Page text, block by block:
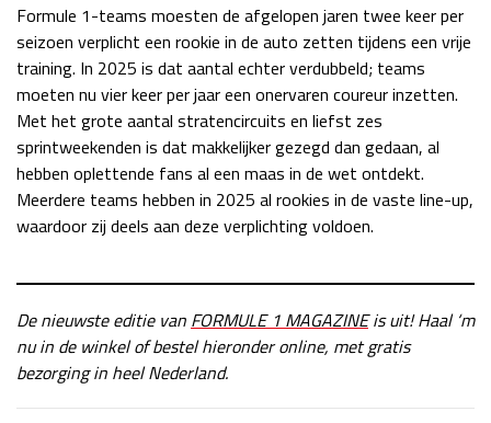
Formule 1-teams moesten de afgelopen jaren twee keer per
seizoen verplicht een rookie in de auto zetten tijdens een vrije
training. In 2025 is dat aantal echter verdubbeld; teams
moeten nu vier keer per jaar een onervaren coureur inzetten.
Met het grote aantal stratencircuits en liefst zes
sprintweekenden is dat makkelijker gezegd dan gedaan, al
hebben oplettende fans al een maas in de wet ontdekt.
Meerdere teams hebben in 2025 al rookies in de vaste line-up,
waardoor zij deels aan deze verplichting voldoen.
De nieuwste editie van FORMULE 1 MAGAZINEis uit! Haal ‘m
nu in de winkel of bestel hieronder online, met gratis
bezorging in heel Nederland.